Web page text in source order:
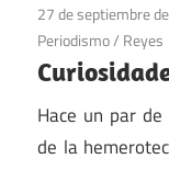
27 de septiembre
Periodismo/ Reyes
Hace un par
de la